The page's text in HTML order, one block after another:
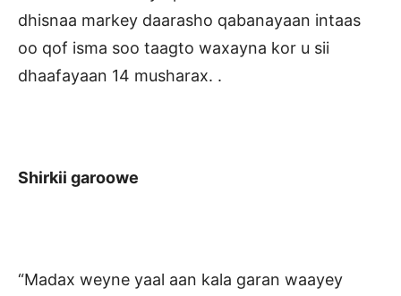
dhisnaa markey daarasho qabanayaan intaas
oo qof isma soo taagto waxayna kor u sii
dhaafayaan 14 musharax. .
Shirkii garoowe
“Madax weyne yaal aan kala garan waayey